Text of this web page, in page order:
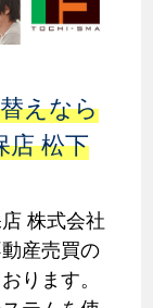
えなら
店 松下
株式会社
産売買の
ります。